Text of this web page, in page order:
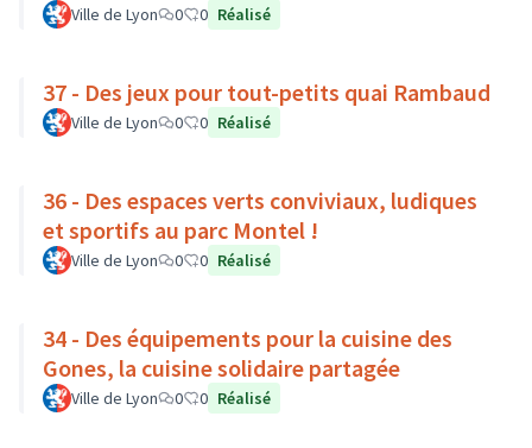
Ville de Lyon 0 0 Réalisé
37 - Des jeux pour tout-petits quai Rambaud
Ville de Lyon 0 0 Réalisé
36 - Des espaces verts conviviaux, ludiques
et sportifs au parc Montel !
Ville de Lyon 0 0 Réalisé
34 - Des équipements pour la cuisine des
Gones, la cuisine solidaire partagée
Ville de Lyon 0 0 Réalisé